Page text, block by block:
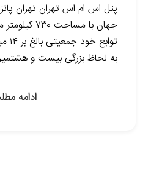
پنل اس ام اس تهران تهران
جهان با
به لحاظ بزرگی بیست و
ادامه